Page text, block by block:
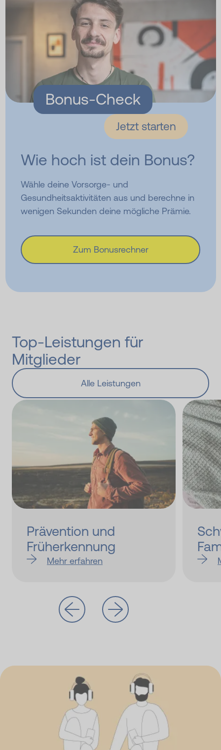
Bonus-Check
Jetzt starten
Wie hoch ist dein Bonus?
Wähle deine Vorsorge- und
Gesundheitsaktivitäten aus und berechne in
wenigen Sekunden deine mögliche Prämie.
Zum Bonusrechner
Top-Leistungen für
Mitglieder
Alle Leistungen
Prävention und
Früherkennung
Mehr erfahren